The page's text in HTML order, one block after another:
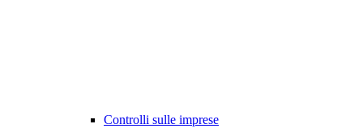
Controlli sulle imprese